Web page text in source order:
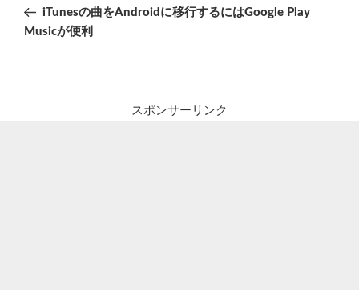
ナ
の
投
iTunesの曲をAndroidに移行するにはGoogle Play
Musicが便利
スポンサーリンク